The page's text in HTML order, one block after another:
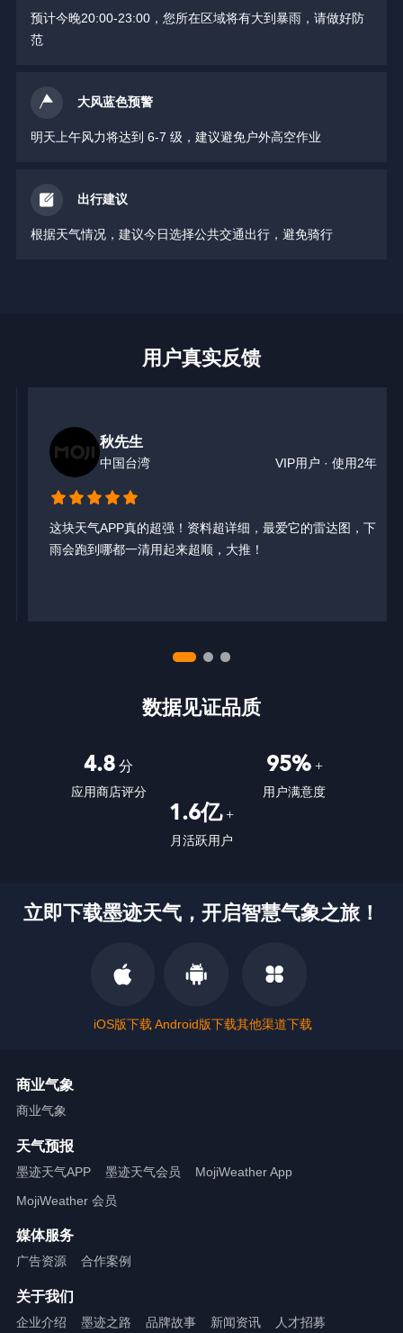
预计今晚20:00-23:00，您所在区域将有大到暴雨，请做好防
范
大风蓝色预警
明天上午风力将达到 6-7 级，建议避免户外高空作业
出行建议
根据天气情况，建议今日选择公共交通出行，避免骑行
用户真实反馈
秋先生
中国台湾 VIP用户 · 使用2年
这块天气APP真的超强！资料超详细，最爱它的雷达图，下
雨会跑到哪都一清用起来超顺，大推！
数据见证品质
4.8 分
应用商店评分
95%+
用户满意度
1.6亿+
月活跃用户
立即下载墨迹天气，开启智慧气象之旅！
iOS版下载 Android版下载其他渠道下载
商业气象
商业气象
天气预报
墨迹天气APP 墨迹天气会员
MojiWeather App
MojiWeather 会员
媒体服务
广告资源 合作案例
关于我们
企业介绍 墨迹之路 品牌故事 新闻资讯 人才招募